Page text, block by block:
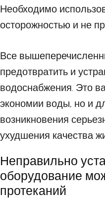
Необходимо
осторожностью и не
Все
предотвратить и
водоснабжения. Это
экономии воды, но и
возникновения
ухудшения качества
Неправильно
оборудование
протеканий